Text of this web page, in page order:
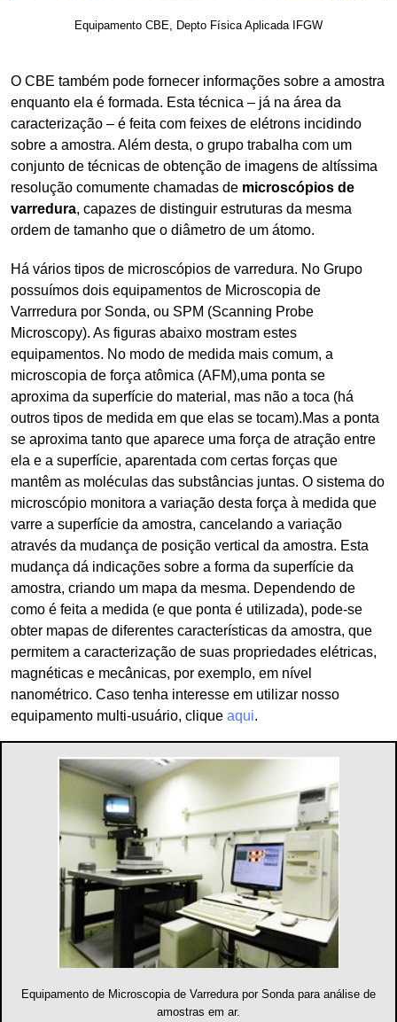
Equipamento CBE, Depto Física Aplicada IFGW
O CBE também pode fornecer informações sobre a amostra
enquanto ela é formada. Esta técnica – já na área da
caracterização – é feita com feixes de elétrons incidindo
sobre a amostra. Além desta, o grupo trabalha com um
conjunto de técnicas de obtenção de imagens de altíssima
resolução comumente chamadas de microscópios de
varredura, capazes de distinguir estruturas da mesma
ordem de tamanho que o diâmetro de um átomo.
Há vários tipos de microscópios de varredura. No Grupo
possuímos dois equipamentos de Microscopia de
Varrredura por Sonda, ou SPM (Scanning Probe
Microscopy). As figuras abaixo mostram estes
equipamentos. No modo de medida mais comum, a
microscopia de força atômica (AFM),uma ponta se
aproxima da superfície do material, mas não a toca (há
outros tipos de medida em que elas se tocam).Mas a ponta
se aproxima tanto que aparece uma força de atração entre
ela e a superfície, aparentada com certas forças que
mantêm as moléculas das substâncias juntas. O sistema do
microscópio monitora a variação desta força à medida que
varre a superfície da amostra, cancelando a variação
através da mudança de posição vertical da amostra. Esta
mudança dá indicações sobre a forma da superfície da
amostra, criando um mapa da mesma. Dependendo de
como é feita a medida (e que ponta é utilizada), pode-se
obter mapas de diferentes características da amostra, que
permitem a caracterização de suas propriedades elétricas,
magnéticas e mecânicas, por exemplo, em nível
nanométrico. Caso tenha interesse em utilizar nosso
equipamento multi-usuário, clique aqui.
Equipamento de Microscopia de Varredura por Sonda para análise de
amostras em ar.